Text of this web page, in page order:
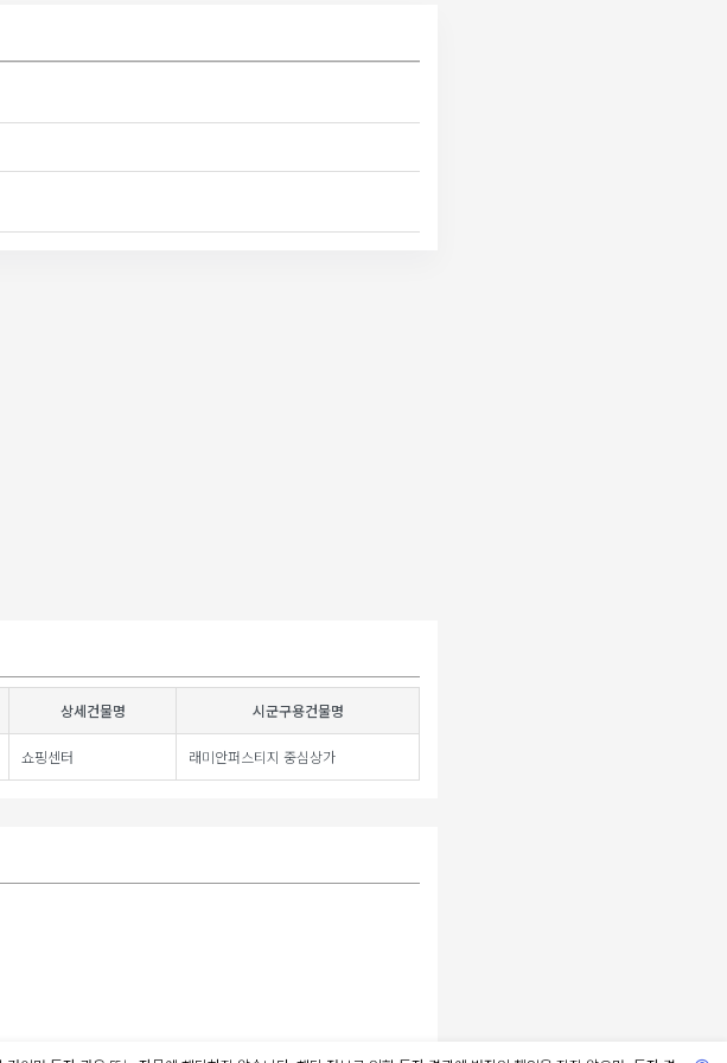
상세건물명 시군구용건물명
쇼핑센터 래미안퍼스티지 중심상가